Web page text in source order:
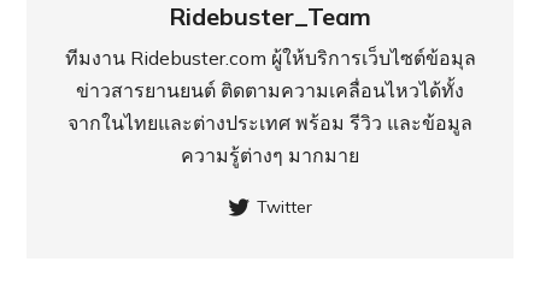
Ridebuster_Team
ทีมงาน Ridebuster.com ผู้ให้บริการเว็บไซต์ข้อมุล
ข่าวสารยานยนต์ ติดตามความเคลื่อนไหวได้ทั้ง
จากในไทยและต่างประเทศ พร้อม รีวิว และข้อมูล
ความรู้ต่างๆ มากมาย
Twitter